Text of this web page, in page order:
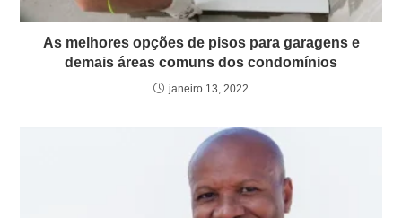
As melhores opções de pisos para garagens e
demais áreas comuns dos condomínios
janeiro 13, 2022